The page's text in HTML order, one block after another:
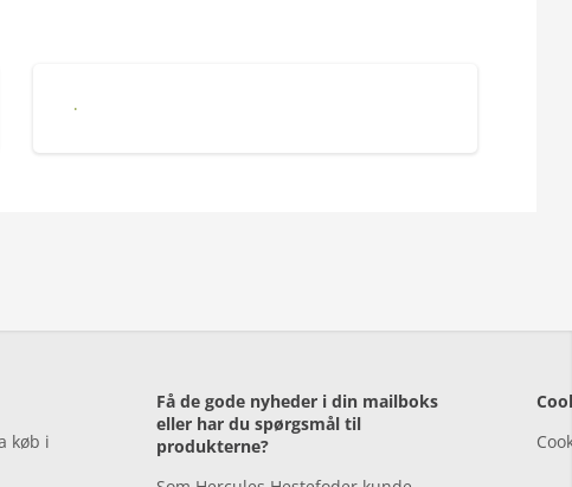
Hercules Treats with Licorice
køb i
Få de gode nyheder i din mailboks
eller har du spørgsmål til
produkterne?